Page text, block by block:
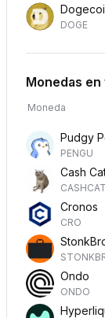
DOGE
Monedas
Moneda
Pudgy
PENGU
Cash
CASHCAT
Cronos
CRO
Ondo
ONDO